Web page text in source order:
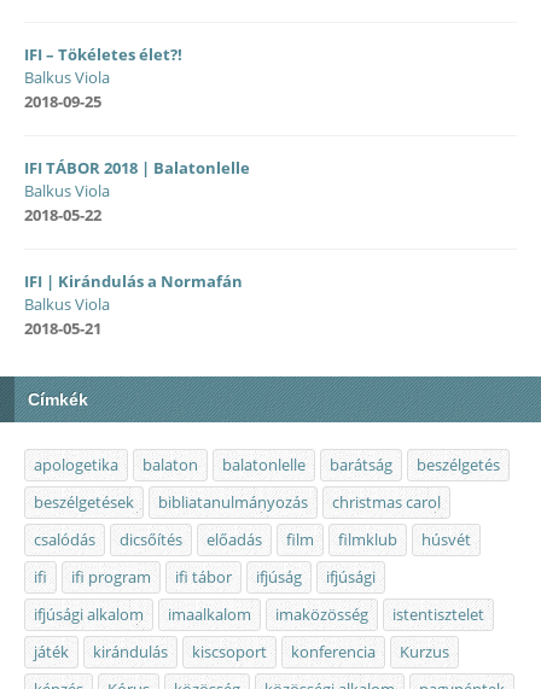
IFI – Tökéletes élet?!
Balkus Viola
2018-09-25
IFI TÁBOR 2018 | Balatonlelle
Balkus Viola
2018-05-22
IFI | Kirándulás a Normafán
Balkus Viola
2018-05-21
Címkék
apologetika balaton balatonlelle barátság
beszélgetés
beszélgetések
bibliatanulmányozás
christmas carol
csalódás
dicsőítés előadás film filmklub
húsvét
ifi
ifi program ifi tábor ifjúság
ifjúsági
ifjúsági alkalom
imaalkalom imaközösség
istentisztelet
játék
kirándulás kiscsoport konferencia
Kurzus